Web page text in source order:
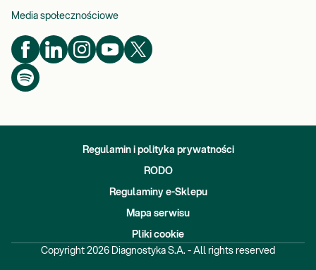
Media społecznościowe
Regulamin i polityka prywatności
RODO
Regulaminy e-Sklepu
Mapa serwisu
Pliki cookie
Copyright 2026 Diagnostyka S.A. - All rights reserved